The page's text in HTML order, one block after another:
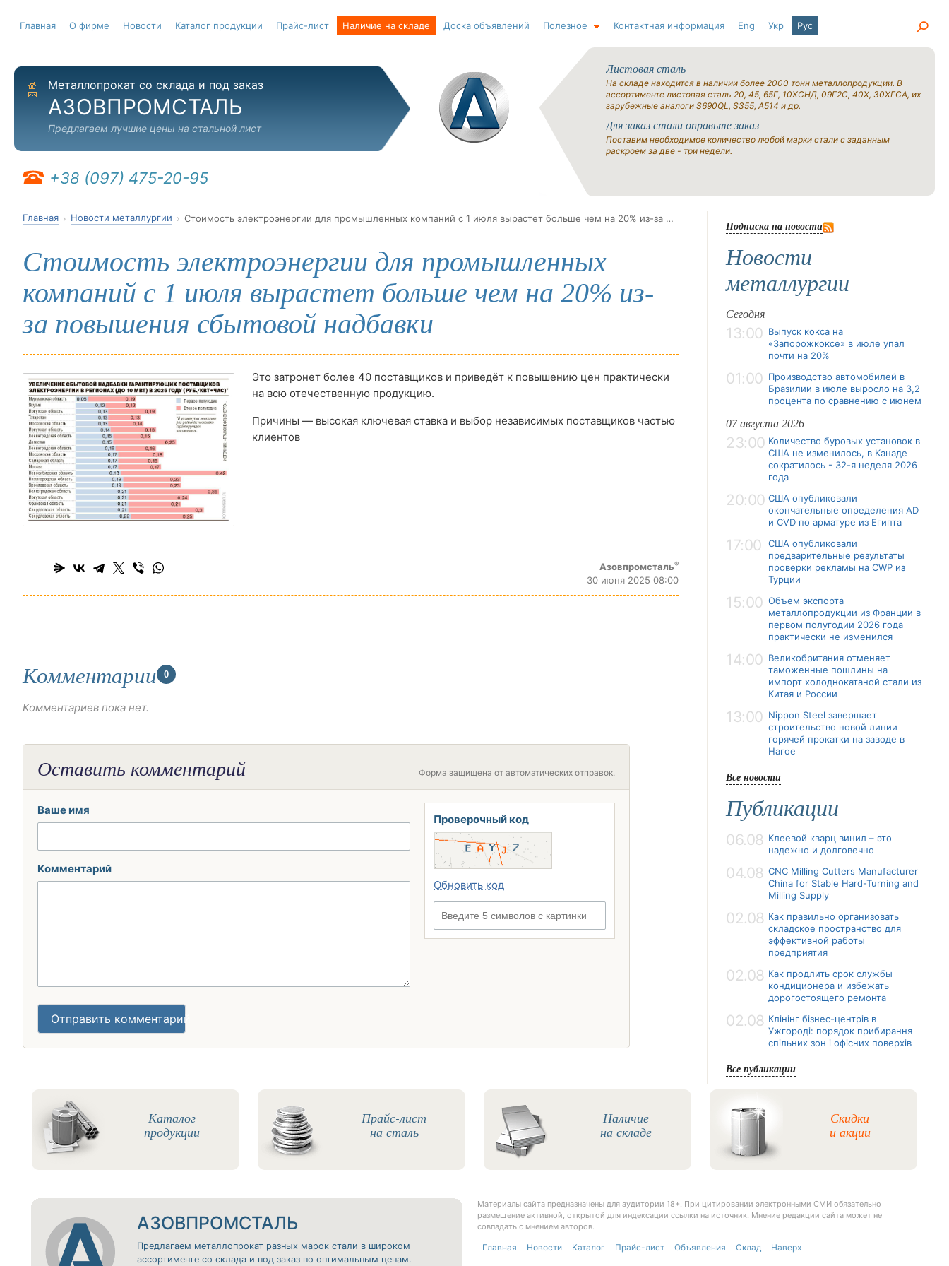
Главная О фирме Новости Каталог продукции Прайс-лист Наличие на складе Доска объявлений Полезное Контактная информация Eng Укр Рус
На главную
Отправить письмо
Металлопрокат со склада и под заказ
АЗОВПРОМСТАЛЬ
Предлагаем лучшие цены на стальной лист
+38 (097) 475-20-95
Листовая сталь
На складе находится в наличии более 2000 тонн металлопродукции. В
ассортименте листовая сталь 20, 45, 65Г, 10ХСНД, 09Г2С, 40Х, 30ХГСА, их
зарубежные аналоги S690QL, S355, A514 и др.
Для заказ стали оправьте заказ
Поставим необходимое количество любой марки стали с заданным
раскроем за две - три недели.
Главная Новости металлургии Стоимость электроэнергии для промышленных компаний с 1 июля вырастет больше чем на 20% из-за повышения сбытовой надбавки
Стоимость электроэнергии для промышленных
компаний с 1 июля вырастет больше чем на 20% из-
за повышения сбытовой надбавки
Это затронет более 40 поставщиков и приведёт к повышению цен практически
на всю отечественную продукцию.
Причины — высокая ключевая ставка и выбор независимых поставщиков частью
клиентов
Азовпромсталь®
30 июня 2025 08:00
Комментарии 0
Комментариев пока нет.
Оставить комментарий Форма защищена от автоматических отправок.
Ваше имя
Комментарий
Проверочный код
Обновить код
Отправить комментарий
Подписка на новости
Новости
металлургии
Сегодня
13:00 Выпуск кокса на
«Запорожкоксе» в июле упал
почти на 20%
01:00 Производство автомобилей в
Бразилии в июле выросло на 3,2
процента по сравнению с июнем
07 августа 2026
23:00 Количество буровых установок в
США не изменилось, в Канаде
сократилось - 32-я неделя 2026
года
20:00 США опубликовали
окончательные определения AD
и CVD по арматуре из Египта
17:00
США опубликовали
предварительные результаты
проверки рекламы на CWP из
Турции
15:00 Объем экспорта
металлопродукции из Франции в
первом полугодии 2026 года
практически не изменился
14:00 Великобритания отменяет
таможенные пошлины на
импорт холоднокатаной стали из
Китая и России
13:00 Nippon Steel завершает
строительство новой линии
горячей прокатки на заводе в
Нагое
Все новости
Публикации
06.08 Клеевой кварц винил – это
надежно и долговечно
04.08 CNC Milling Cutters Manufacturer
China for Stable Hard-Turning and
Milling Supply
02.08 Как правильно организовать
складское пространство для
эффективной работы
предприятия
02.08 Как продлить срок службы
кондиционера и избежать
дорогостоящего ремонта
02.08 Клінінг бізнес-центрів в
Ужгороді: порядок прибирання
спільних зон і офісних поверхів
Все публикации
Каталог
продукции
Прайс-лист
на сталь
Наличие
на складе
Скидки
и акции
АЗОВПРОМСТАЛЬ
Предлагаем металлопрокат разных марок стали в широком
ассортименте со склада и под заказ по оптимальным ценам.
Материалы сайта предназначены для аудитории 18+. При цитировании электронными СМИ обязательно
размещение активной, открытой для индексации ссылки на источник. Мнение редакции сайта может не
совпадать с мнением авторов.
Главная Новости Каталог Прайс-лист Объявления Склад Наверх